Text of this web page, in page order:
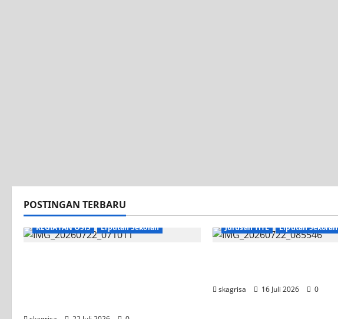
POSTINGAN TERBARU
KEGIATAN OSIS Liputan Sekolah Jurusan TITL Liputan Sekolah
skagrisa 16 Juli 2026 0